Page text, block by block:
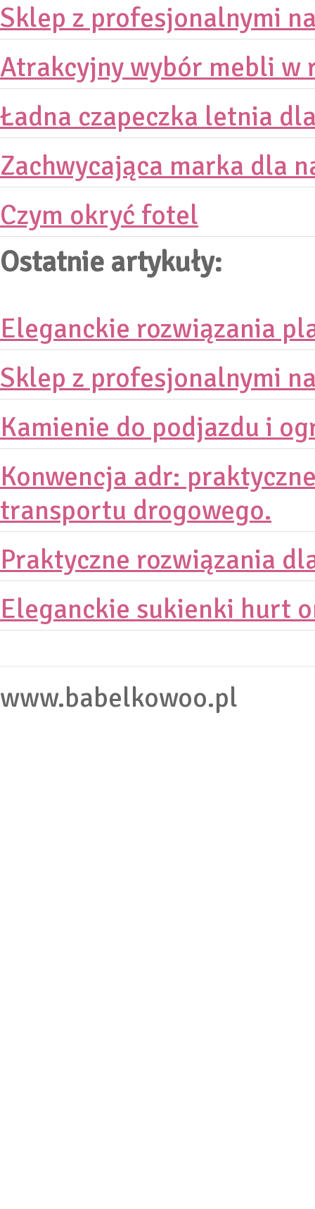
Sklep z profesjonalnymi
Atrakcyjny wybór mebli w
Ładna czapeczka letnia
Zachwycająca marka dla
Czym okryć fotel
Ostatnie artykuły:
Eleganckie rozwiązania
Sklep z profesjonalnymi
Kamienie do podjazdu i
Konwencja adr:
transportu drogowego.
Praktyczne rozwiązania
Eleganckie sukienki hurt
www.babelkowoo.pl